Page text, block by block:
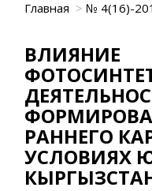
Главная № 4(16)-
ВЛИЯНИЕ
РАННЕГО
УСЛОВИЯХ